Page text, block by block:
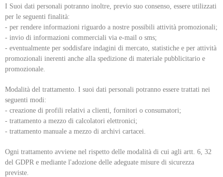
I Suoi dati personali potranno inoltre, previo suo consenso, essere utilizzati
per le seguenti finalità:
- per rendere informazioni riguardo a nostre possibili attività promozionali;
- invio di informazioni commerciali via e-mail o sms;
- eventualmente per soddisfare indagini di mercato, statistiche e per attività
promozionali inerenti anche alla spedizione di materiale pubblicitario e
promozionale.
Modalità del trattamento. I suoi dati personali potranno essere trattati nei
seguenti modi:
- creazione di profili relativi a clienti, fornitori o consumatori;
- trattamento a mezzo di calcolatori elettronici;
- trattamento manuale a mezzo di archivi cartacei.
Ogni trattamento avviene nel rispetto delle modalità di cui agli artt. 6, 32
del GDPR e mediante l'adozione delle adeguate misure di sicurezza
previste.